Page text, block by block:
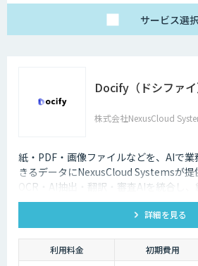
サービス選択
Docify（ドシファイ
株式会社NexusCloud
紙・PDF・画像ファイルなどを、AIで
きるデータにNexusCloud Systemsが提
OCR・AI抽出・翻訳・審査AIを統合し
の非構造化ドキュメントを構造化・ナ
ントによる業務自動化まで実現するAIプ
詳細を見る
利用料金 初期費用